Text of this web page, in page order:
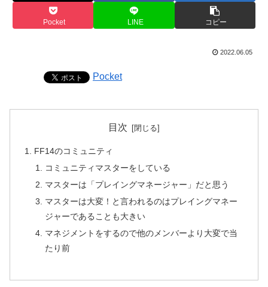
Pocket LINE コピー
2022.06.05
Pocket
目次
FF14のコミュニティ
コミュニティマスターをしている
マスターは「プレイングマネージャー」だと思う
マスターは大変！と言われるのはプレイングマネー
ジャーであることも大きい
マネジメントをするので他のメンバーより大変で当
たり前